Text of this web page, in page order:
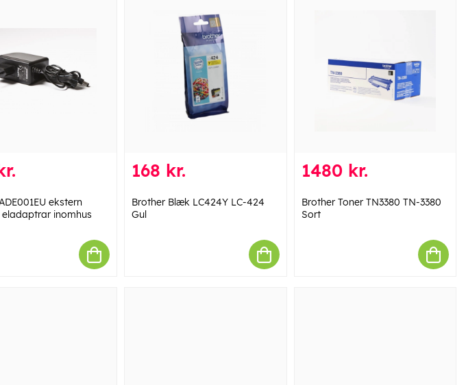
ekstern
inomhus
168 kr.
Brother Blæk LC424Y LC-424
Gul
1480 kr.
Brother Toner TN3380 TN-3380
Sort